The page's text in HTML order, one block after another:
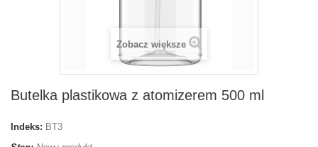
Zobacz większe
Butelka plastikowa z atomizerem 500 ml
Indeks: BT3